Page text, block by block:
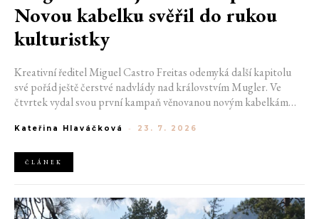
Novou kabelku svěřil do rukou
kulturistky
Kreativní ředitel Miguel Castro Freitas odemyká další kapitolu
své pořád ještě čerstvé nadvlády nad královstvím Mugler. Ve
čtvrtek vydal svou první kampaň věnovanou novým kabelkám
do módního domu dorazil. Umně mísí výrazy minulosti a dávných
Kateřina Hlaváčková - 23. 7. 2026
ČLÁNEK